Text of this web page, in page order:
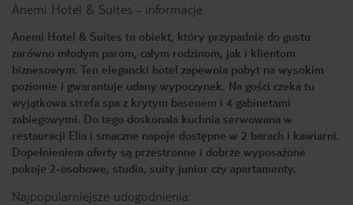
Anemi Hotel & Suites - informacje
Anemi Hotel & Suites to obiekt, który przypadnie do gustu
zarówno młodym parom, całym rodzinom, jak i klientom
biznesowym. Ten elegancki hotel zapewnia pobyt na wysokim
poziomie i gwarantuje udany wypoczynek. Na gości czeka tu
wyjątkowa strefa spa z krytym basenem i 4 gabinetami
zabiegowymi. Do tego doskonała kuchnia serwowana w
restauracji Elia i smaczne napoje dostępne w 2 barach i kawiarni.
Dopełnieniem oferty są przestronne i dobrze wyposażone
pokoje 2-osobowe, studia, suity junior czy apartamenty.
Najpopularniejsze udogodnienia: